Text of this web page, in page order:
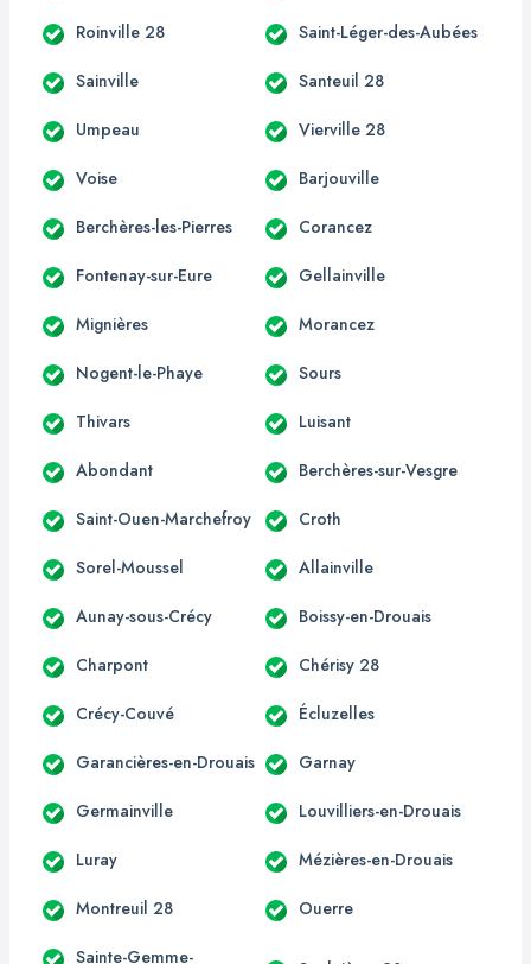
Roinville 28 Saint-Léger-des-Aubées
Sainville Santeuil 28
Umpeau Vierville 28
Voise Barjouville
Berchères-les-Pierres Corancez
Fontenay-sur-Eure Gellainville
Mignières Morancez
Nogent-le-Phaye Sours
Thivars Luisant
Abondant Berchères-sur-Vesgre
Saint-Ouen-Marchefroy Croth
Sorel-Moussel Allainville
Aunay-sous-Crécy Boissy-en-Drouais
Charpont Chérisy 28
Crécy-Couvé Écluzelles
Garancières-en-Drouais Garnay
Germainville Louvilliers-en-Drouais
Luray Mézières-en-Drouais
Montreuil 28 Ouerre
Sainte-Gemme-